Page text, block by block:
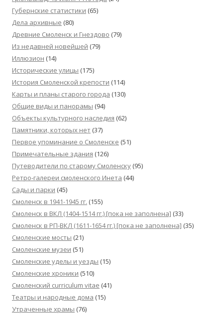
Губернские статистики (65)
Дела архивные (80)
Древние Смоленск и Гнездово (79)
Из недавней новейшей (79)
Иллюзион (14)
Исторические улицы (175)
История Смоленской крепости (114)
Карты и планы старого города (130)
Общие виды и панорамы (94)
Объекты культурного наследия (62)
Памятники, которых нет (37)
Первое упоминание о Смоленске (51)
Примечательные здания (126)
Путеводители по старому Смоленску (95)
Ретро-галереи смоленского Инета (44)
Сады и парки (45)
Смоленск в 1941-1945 гг. (155)
Смоленск в ВКЛ (1404-1514 гг.) [пока не заполнена] (33)
Смоленск в РП-ВКЛ (1611-1654 гг.) [пока не заполнена] (35)
Смоленские мосты (21)
Смоленские музеи (51)
Смоленские уделы и уезды (15)
Смоленские хроники (510)
Смоленский сurriculum vitae (41)
Театры и народные дома (15)
Утраченные храмы (76)